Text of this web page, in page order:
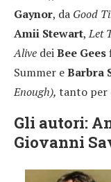
Gaynor, da Good
Amii Stewart,Let
Alive deiBee Gees
Summer eBarbra
Enough), tanto per
Gli autori:
Giovanni